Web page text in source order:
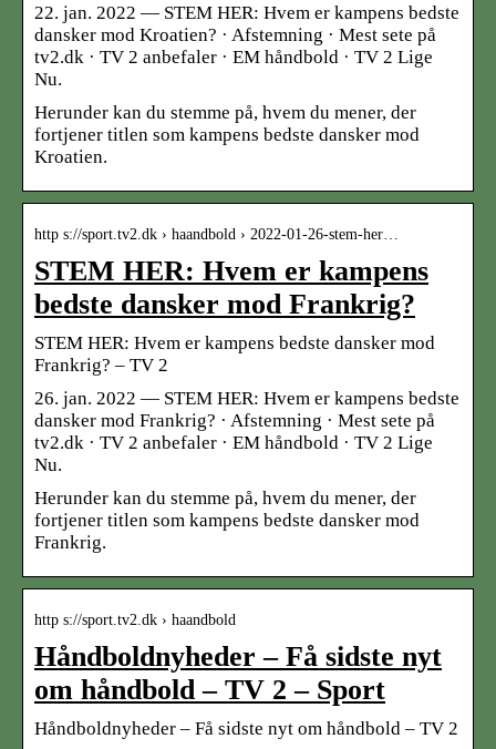
22. jan. 2022 — STEM HER: Hvem er kampens bedste
dansker mod Kroatien? · Afstemning · Mest sete på
tv2.dk · TV 2 anbefaler · EM håndbold · TV 2 Lige
Nu.
Herunder kan du stemme på, hvem du mener, der
fortjener titlen som kampens bedste dansker mod
Kroatien.
http s://sport.tv2.dk › haandbold › 2022-01-26-stem-her…
STEM HER: Hvem er kampens
bedste dansker mod Frankrig?
STEM HER: Hvem er kampens bedste dansker mod
Frankrig? – TV 2
26. jan. 2022 — STEM HER: Hvem er kampens bedste
dansker mod Frankrig? · Afstemning · Mest sete på
tv2.dk · TV 2 anbefaler · EM håndbold · TV 2 Lige
Nu.
Herunder kan du stemme på, hvem du mener, der
fortjener titlen som kampens bedste dansker mod
Frankrig.
http s://sport.tv2.dk › haandbold
Håndboldnyheder – Få sidste nyt
om håndbold – TV 2 – Sport
Håndboldnyheder – Få sidste nyt om håndbold – TV 2